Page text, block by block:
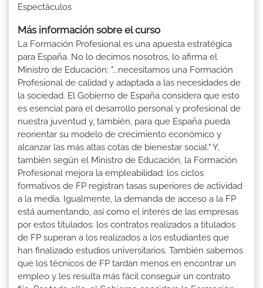
Espectáculos
Más información sobre el curso
La Formación Profesional es una apuesta estratégica
para España. No lo decimos nosotros, lo afirma el
Ministro de Educación: "...necesitamos una Formación
Profesional de calidad y adaptada a las necesidades de
la sociedad. El Gobierno de España considera que esto
es esencial para el desarrollo personal y profesional de
nuestra juventud y, también, para que España pueda
reorientar su modelo de crecimiento económico y
alcanzar las más altas cotas de bienestar social." Y,
también según el Ministro de Educación, la Formación
Profesional mejora la empleabilidad: los ciclos
formativos de FP registran tasas superiores de actividad
a la media. Igualmente, la demanda de acceso a la FP
está aumentando, así como el interés de las empresas
por estos titulados: los contratos realizados a titulados
de FP superan a los realizados a los estudiantes que
han finalizado estudios universitarios. También sabemos
que los técnicos de FP tardan menos en encontrar un
empleo y les resulta más fácil conseguir un contrato